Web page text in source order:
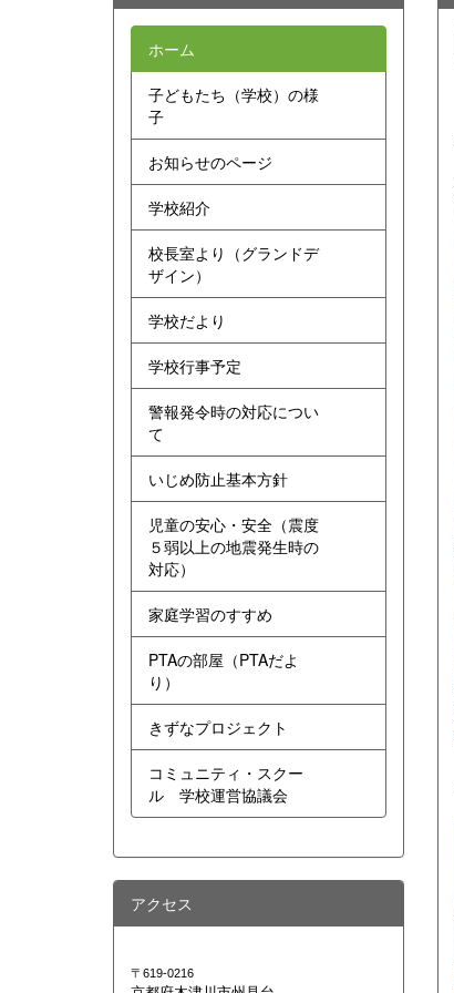
ホーム
子どもたち（学校）の様
子
お知らせのページ
学校紹介
校長室より（グランドデ
ザイン）
学校だより
学校行事予定
警報発令時の対応につい
て
いじめ防止基本方針
児童の安心・安全（震度
５弱以上の地震発生時の
対応）
家庭学習のすすめ
PTAの部屋（PTAだよ
り）
きずなプロジェクト
コミュニティ・スクー
ル 学校運営協議会
アクセス
〒619-0216